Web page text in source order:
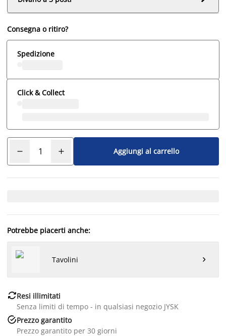
Consegna o ritiro?
Spedizione
Click & Collect
Aggiungi al carrello
Potrebbe piacerti anche:
Tavolini 
Resi illimitati
Senza limiti di tempo - in qualsiasi negozio JYSK
Prezzo garantito
Prezzo garantito per 30 giorni